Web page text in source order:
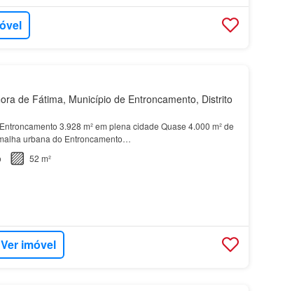
de Fátima, Município de Entroncamento, Distrito
3.928 m² em plena cidade Quase 4.000 m² de
urbana do Entroncamento…
52 m²
Ver imóvel